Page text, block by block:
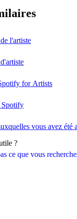
ce que vous
l'artiste
for Artists
Spotify
vous avez été
?